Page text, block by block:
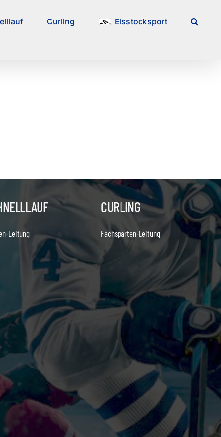
Curling Eisstocksport
Leitung
CURLING
Fachsparten-Leitung